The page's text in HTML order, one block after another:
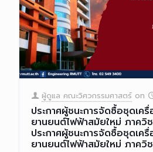
ผู้ดูแล คณะวิศวกรรมศาสตร์ on
ประกาศผู้ชนะการจัดซื้อชุดเค
ยานยนต์ไฟฟ้าสมัยใหม่ ภาควิ
ประกาศผู้ชนะการจัดซื้อชุดเค
ยานยนต์ไฟฟ้าสมัยใหม่ ภาควิ